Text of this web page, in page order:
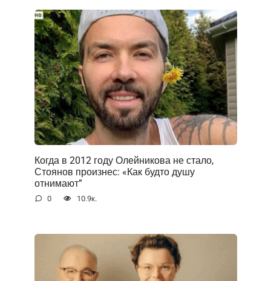
Когда в 2012 году Олейникова не стало,
Стоянов произнес: «Как будто душу
отнимают”
0 10.9к.